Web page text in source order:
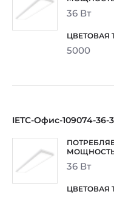
36 Вт
5000
IETC-Офис-109074-36-
36 Вт